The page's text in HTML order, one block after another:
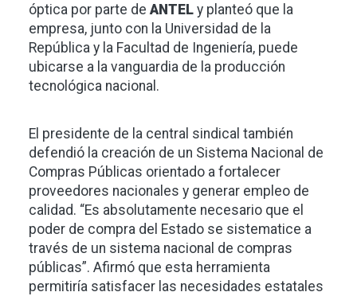
óptica por parte de ANTEL y planteó que la
empresa, junto con la Universidad de la
República y la Facultad de Ingeniería, puede
ubicarse a la vanguardia de la producción
tecnológica nacional.
El presidente de la central sindical también
defendió la creación de un Sistema Nacional de
Compras Públicas orientado a fortalecer
proveedores nacionales y generar empleo de
calidad. “Es absolutamente necesario que el
poder de compra del Estado se sistematice a
través de un sistema nacional de compras
públicas”. Afirmó que esta herramienta
permitiría satisfacer las necesidades estatales